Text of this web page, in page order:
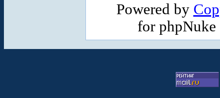
Powered by
for